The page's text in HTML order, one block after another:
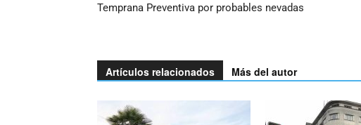
Temprana Preventiva por probables nevadas
Artículos relacionados Más del autor